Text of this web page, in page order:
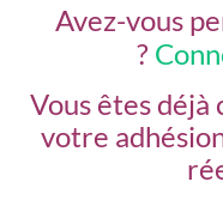
Avez-vous
?
Vous êtes déjà
votre